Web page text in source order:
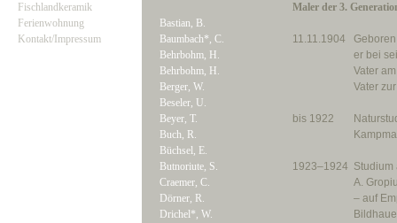
Fischlandkeramik
Ferienwohnung
Kontakt/Impressum
Bastian, B.
Baumbach*, C.
Behrbohm, H.
Behrbohm, H.
Berger, W.
Beseler, U.
Beyer, T.
Buch, R.
Büchsel, E.
Butnoriute, S.
Craemer, C.
Dörner, R.
Drichel*, W.
Maler der 3.
11.11.1904
er bei
Vater
Vater
bis 1922
1923–1924 Studium
A.
– auf